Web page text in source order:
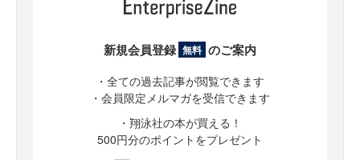
新規会員登録 無料 のご案内
・全ての過去記事が閲覧できます
・会員限定メルマガを受信できます
・翔泳社の本が買える！
500円分のポイントをプレゼント